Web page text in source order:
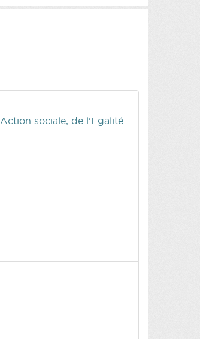
sociale, de l'Egalité